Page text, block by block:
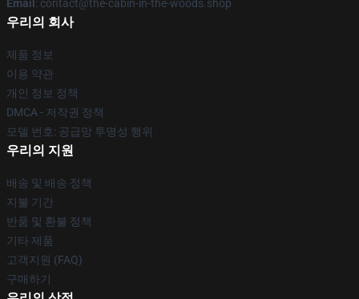
Email : contact@the-cabin-in-the-woods.shop
우리의 회사
제품 정보
이용 약관
개인 정보 정책
DMCA - 저작권 정책
모델 번호: 공급망 투명성 행위
우리의 지원
배송 및 배송 정책
지불 기간
반품 및 환불 정책
기타 제품
고객지원 (FAQ)
구매하기